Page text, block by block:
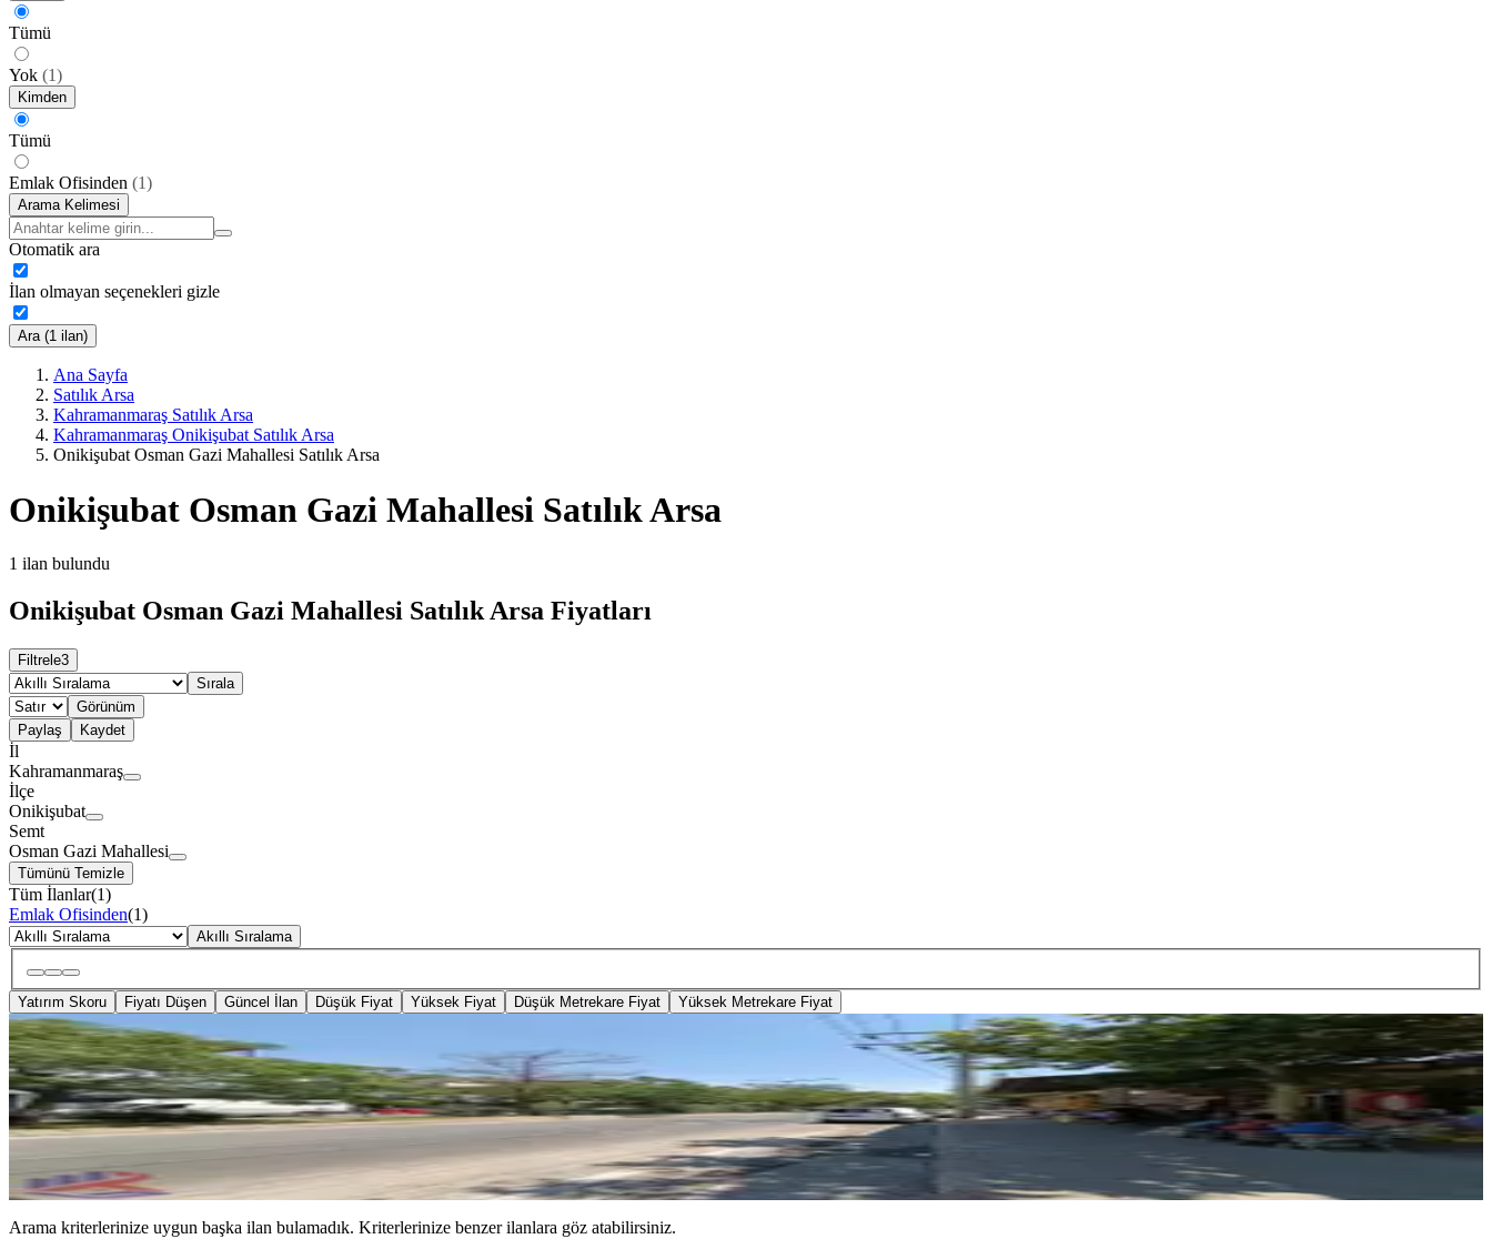
Tümü
Yok (1)
Kimden
Tümü
Emlak Ofisinden (1)
Arama Kelimesi
Otomatik ara
İlan olmayan seçenekleri gizle
Ara (1 ilan)
Ana Sayfa
Satılık Arsa
Kahramanmaraş Satılık Arsa
Kahramanmaraş Onikişubat Satılık Arsa
Onikişubat Osman Gazi Mahallesi Satılık Arsa
Onikişubat Osman Gazi Mahallesi Satılık Arsa
1 ilan bulundu
Onikişubat Osman Gazi Mahallesi Satılık Arsa Fiyatları
Filtrele3
Sırala
Görünüm
Paylaş
Kaydet
İl
Kahramanmaraş
İlçe
Onikişubat
Semt
Osman Gazi Mahallesi
Tümünü Temizle
Tüm İlanlar(1)
Emlak Ofisinden(1)
Akıllı Sıralama
Yatırım Skoru Fiyatı Düşen Güncel İlan Düşük Fiyat Yüksek Fiyat Düşük Metrekare Fiyat Yüksek Metrekare Fiyat
Reos'dan 3 Kat İmarlı, Saçaklızade Mahallesi, Satılık Arsa
Onikişubat, Osman Gazi Mahallesi
221 m²·19.864/m²·05.07.2026
REOS GAYRİMENKUL Gökhan Ciğerlioğlu
Arama kriterlerinize uygun başka ilan bulamadık. Kriterlerinize benzer ilanlara göz atabilirsiniz.